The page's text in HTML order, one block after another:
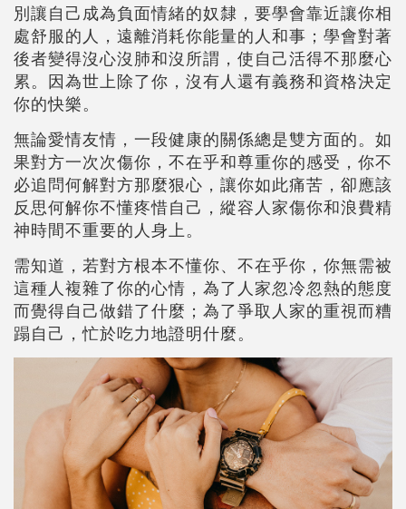
別讓自己成為負面情緒的奴隸，要學會靠近讓你相
處舒服的人，遠離消耗你能量的人和事；學會對著
後者變得沒心沒肺和沒所謂，使自己活得不那麼心
累。因為世上除了你，沒有人還有義務和資格決定
你的快樂。
無論愛情友情，一段健康的關係總是雙方面的。如
果對方一次次傷你，不在乎和尊重你的感受，你不
必追問何解對方那麼狠心，讓你如此痛苦，卻應該
反思何解你不懂疼惜自己，縱容人家傷你和浪費精
神時間不重要的人身上。
需知道，若對方根本不懂你、不在乎你，你無需被
這種人複雜了你的心情，為了人家忽冷忽熱的態度
而覺得自己做錯了什麼；為了爭取人家的重視而糟
蹋自己，忙於吃力地證明什麼。